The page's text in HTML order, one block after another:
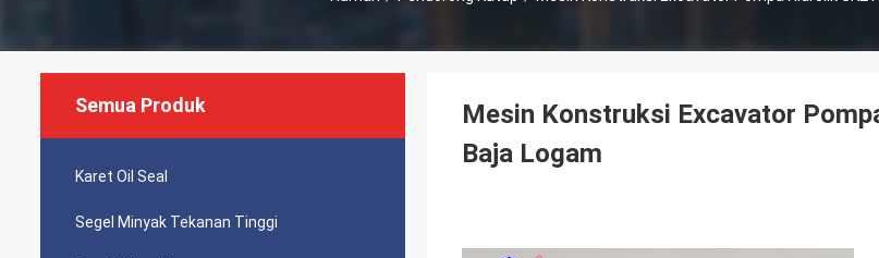
Semua Produk
Karet Oil Seal
Segel Minyak Tekanan Tinggi
Mesin Konstruksi Excavator
Baja Logam